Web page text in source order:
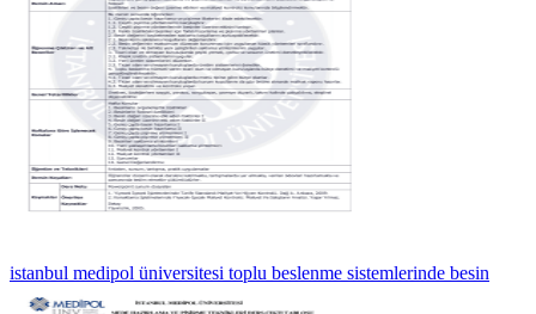
istanbul medipol üniversitesi toplu beslenme sistemlerinde besin